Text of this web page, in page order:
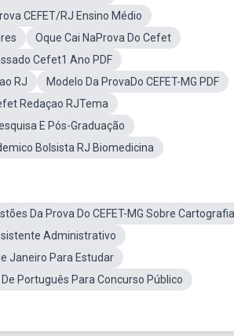
CEFET/RJ Ensino Médio
Oque Cai NaProva Do Cefet
Cefet1 Ano PDF
RJ
Modelo Da ProvaDo CEFET-MG PDF
Redaçao RJTema
E Pós-Graduação
Bolsista RJ Biomedicina
Da Prova Do CEFET-MG Sobre Cartografia
Administrativo
Janeiro Para Estudar
Português Para Concurso Público